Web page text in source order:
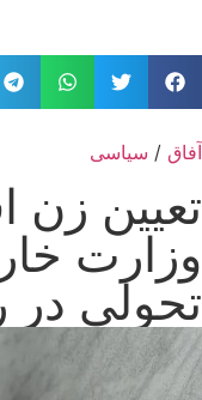
آفاق / سیاسی
تعیین زن
وزارت
تحولی